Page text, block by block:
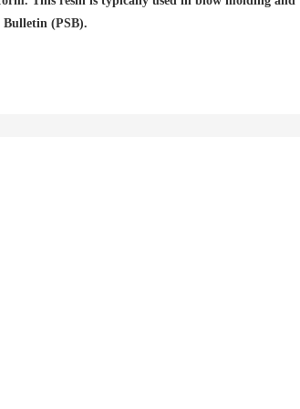
Bulletin (PSB).